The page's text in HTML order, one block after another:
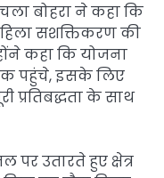
बोहरा ने कहा कि
सशक्तिकरण की
कहा कि योजना
पहुंचे, इसके लिए
प्रतिबद्धता के साथ
पर उतारते हुए क्षेत्र